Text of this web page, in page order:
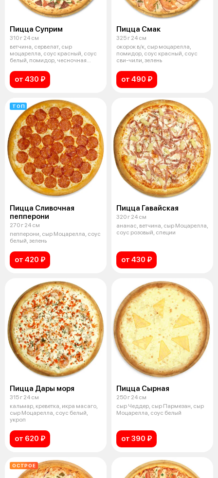
Пицца Суприм
310 г 24 см
ветчина, сервелат, сыр
моцарелла, соус красный, соус
белый, помидор, чесночная
от 430 ₽
Пицца Смак
325 г 24 см
окорок в/к, сыр моцарелла,
помидор, соус красный, соус
сви-чили, зелень
от 490 ₽
ТОП
Пицца Сливочная
пепперони
270 г 24 см
пепперони, сыр Моцарелла, соус
белый, зелень
от 420 ₽
Пицца Гавайская
320 г 24 см
ананас, ветчина, сыр Моцарелла,
соус розовый, специи
от 430 ₽
Пицца Дары моря
315 г 24 см
кальмар, креветка, икра масаго,
сыр Моцарелла, соус белый,
укроп
от 620 ₽
Пицца Сырная
250 г 24 см
сыр Чеддер, сыр Пармезан, сыр
Моцарелла, соус белый
от 390 ₽
ОСТРОЕ